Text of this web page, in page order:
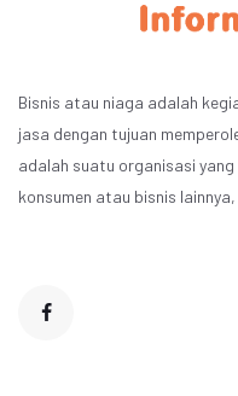
Bisnis atau niaga adalah
jasa dengan tujuan
adalah suatu organisasi
konsumen atau bisnis